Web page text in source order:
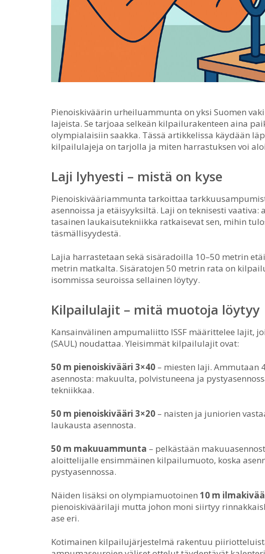
Pienoiskiväärin urheiluammunta on yksi Suomen
lajeista. Se tarjoaa selkeän kilpailurakenteen aina
olympialaisiin saakka. Tässä artikkelissa käydään
kilpailulajeja on tarjolla ja miten harrastuksen voi
Laji lyhyesti – mistä on kyse
Pienoiskivääriammunta tarkoittaa
asennoissa ja etäisyyksiltä. Laji on teknisesti vaativa:
tasainen laukaisutekniikka ratkaisevat sen, mihin
täsmällisyydestä.
Lajia harrastetaan sekä sisäradoilla 10–50 metrin
metrin matkalta. Sisäratojen 50 metrin rata on
isommissa seuroissa sellainen löytyy.
Kilpailulajit – mitä muotoja löytyy
Kansainvälinen ampumaliitto ISSF määrittelee lajit,
(SAUL) noudattaa. Yleisimmät kilpailulajit ovat:
50 m pienoiskivääri 3×40 – miesten laji. Ammutaan
asennosta: makuulta, polvistuneena ja
tekniikkaa.
50 m pienoiskivääri 3×20 – naisten ja juniorien
laukausta asennosta.
50 m makuuammunta – pelkästään
aloittelijalle ensimmäinen kilpailumuoto, koska
pystyasennossa.
Näiden lisäksi on olympiamuotoinen 10 m
pienoiskiväärilaji mutta johon moni siirtyy
ase eri.
Kotimainen kilpailujärjestelmä rakentuu